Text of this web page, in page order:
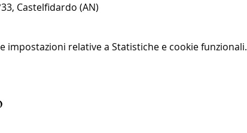
Castelfidardo (AN)
impostazioni relative a Statistiche e cookie funzionali.